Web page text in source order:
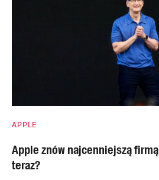
APPLE
Apple znów najcenniejszą
teraz?